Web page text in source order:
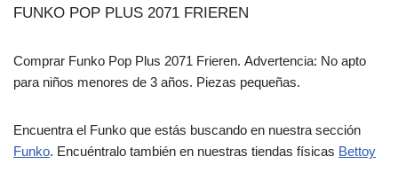
FUNKO POP PLUS 2071 FRIEREN
Comprar Funko Pop Plus 2071 Frieren. Advertencia: No apto
para niños menores de 3 años. Piezas pequeñas.
Encuentra el Funko que estás buscando en nuestra sección
Funko. Encuéntralo también en nuestras tiendas físicas Bettoy